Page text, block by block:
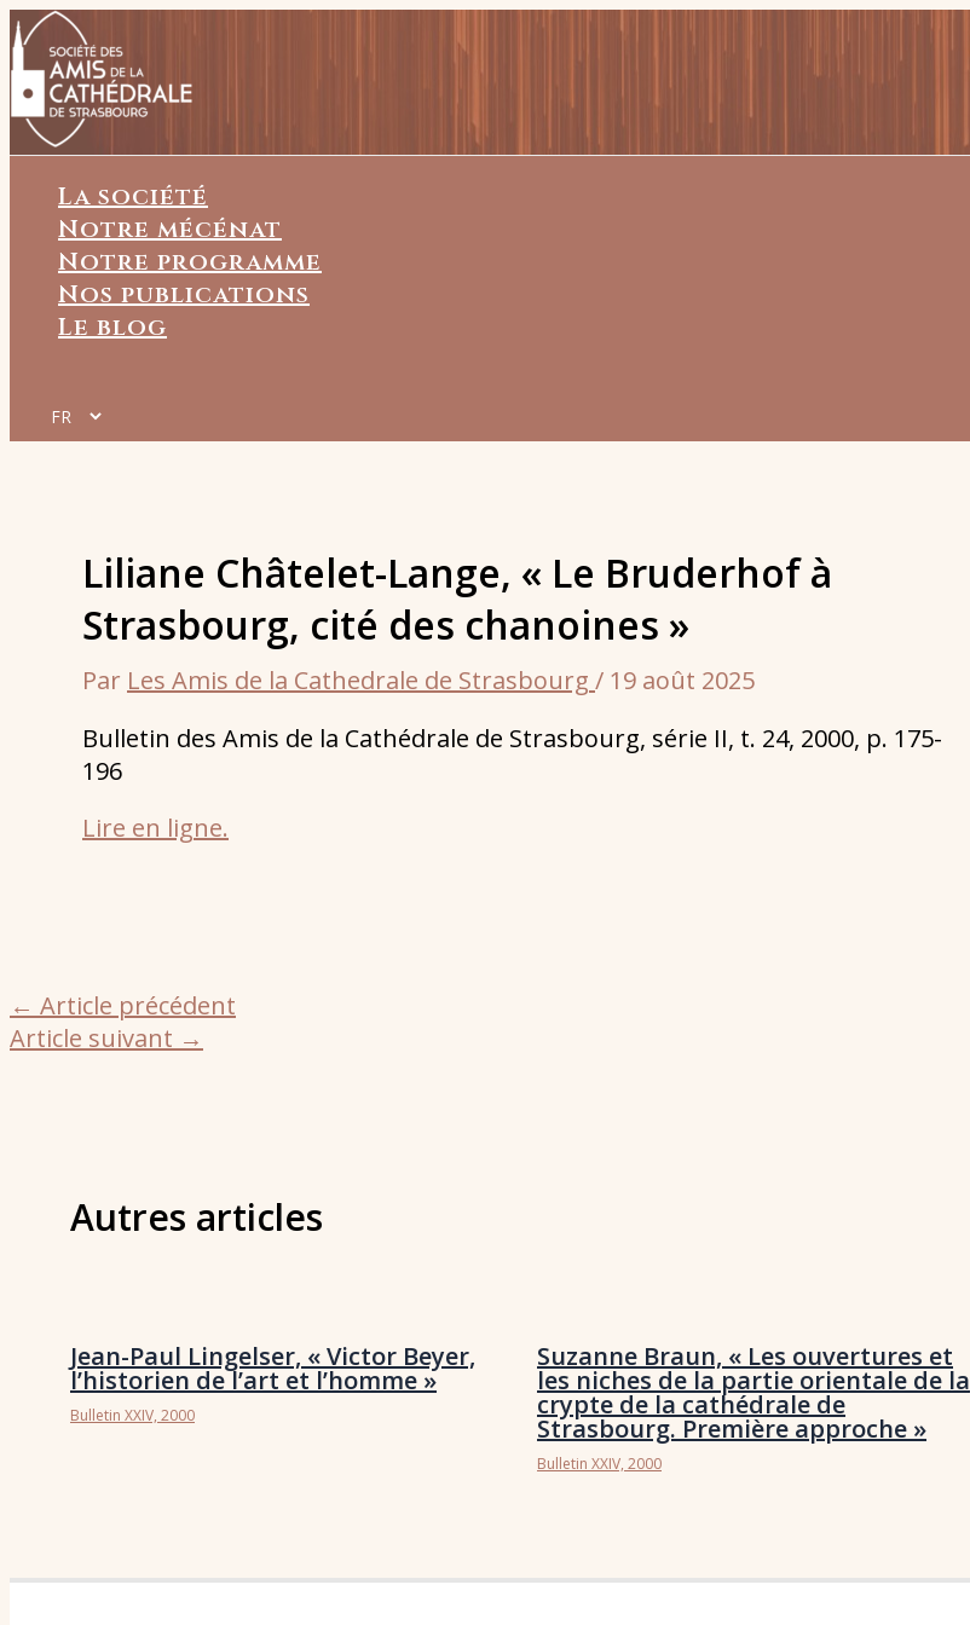
Aller
au
contenu
La société
Notre mécénat
Notre programme
Nos publications
Le blog
Choisir
une
Liliane Châtelet-Lange, « Le Bruderhof à
Strasbourg, cité des chanoines »
Par Les Amis de la Cathedrale de Strasbourg / 19 août 2025
Bulletin des Amis de la Cathédrale de Strasbourg, série II, t. 24, 2000, p. 175-
196
Lire en ligne.
← Article précédent
Article suivant →
Autres articles
Jean-Paul Lingelser, « Victor Beyer,
l’historien de l’art et l’homme »
Bulletin XXIV, 2000
Suzanne Braun, « Les ouvertures et
les niches de la partie orientale de la
crypte de la cathédrale de
Strasbourg. Première approche »
Bulletin XXIV, 2000